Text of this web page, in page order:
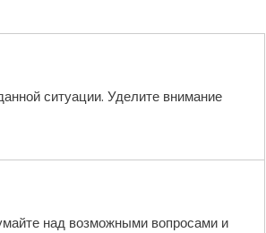
ситуации. Уделите внимание
над возможными вопросами и